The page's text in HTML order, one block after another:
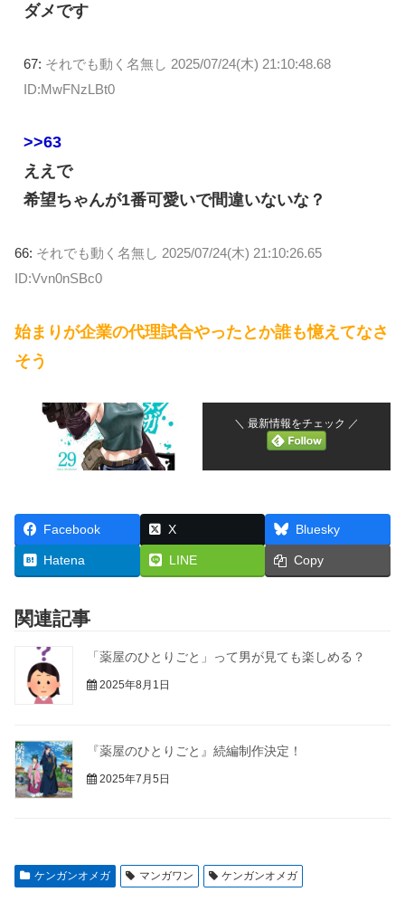
ダメです
67: それでも動く名無し 2025/07/24(木) 21:10:48.68
ID:MwFNzLBt0
>>63
ええで
希望ちゃんが1番可愛いで間違いないな？
66: それでも動く名無し 2025/07/24(木) 21:10:26.65
ID:Vvn0nSBc0
始まりが企業の代理試合やったとか誰も憶えてなさ
そう
＼ 最新情報をチェック ／
Facebook X Bluesky
Hatena LINE Copy
関連記事
「薬屋のひとりごと」って男が見ても楽しめる？
2025年8月1日
『薬屋のひとりごと』続編制作決定！
2025年7月5日
ケンガンオメガ マンガワン ケンガンオメガ